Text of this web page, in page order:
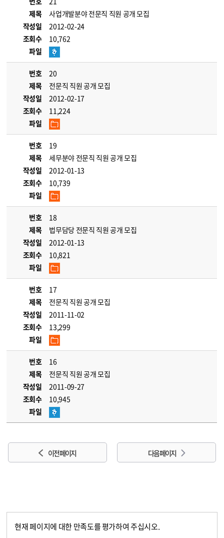
제목
사업개발분야 전문직 직원 공개 모집
작성일
2012-02-24
조회수
10,762
파일
번호
20
제목
전문직 직원 공개 모집
작성일
2012-02-17
조회수
11,224
파일
번호
19
제목
세무분야 전문직 직원 공개 모집
작성일
2012-01-13
조회수
10,739
파일
번호
18
제목
법무담당 전문직 직원 공개 모집
작성일
2012-01-13
조회수
10,821
파일
번호
17
제목
전문직 직원 공개 모집
작성일
2011-11-02
조회수
13,299
파일
번호
16
제목
전문직 직원 공개 모집
작성일
2011-09-27
조회수
10,945
파일
이전 페이지 다음 페이지
현재 페이지에 대한 만족도를 평가하여 주십시오.